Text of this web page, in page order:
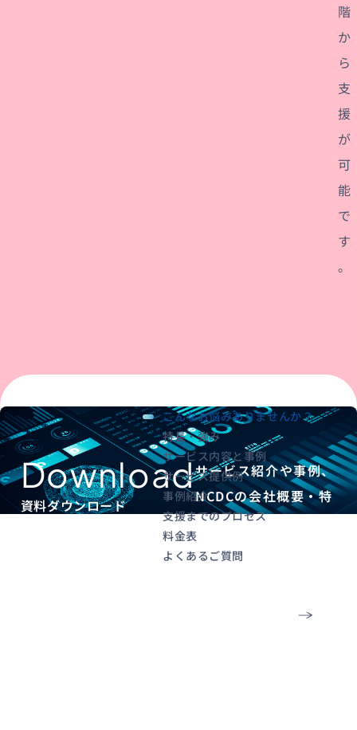
階
か
ら
支
援
が
可
能
で
す
。
Download
資料ダウンロード
サービス紹介や事例、
NCDCの会社概要・特
徴がわかる資料を配布
しています。
こんなお悩みありませんか？
特長・強み
サービス内容と事例
サービス提供例
事例紹介
支援までのプロセス
料金表
よくあるご質問